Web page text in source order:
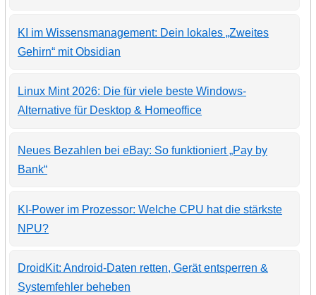
KI im Wissensmanagement: Dein lokales „Zweites
Gehirn“ mit Obsidian
Linux Mint 2026: Die für viele beste Windows-
Alternative für Desktop & Homeoffice
Neues Bezahlen bei eBay: So funktioniert „Pay by
Bank“
KI-Power im Prozessor: Welche CPU hat die stärkste
NPU?
DroidKit: Android-Daten retten, Gerät entsperren &
Systemfehler beheben